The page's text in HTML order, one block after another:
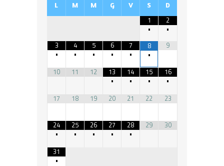
L M M G V S D
1
•
2
•
3
•
4
•
5
•
6
•
7
•
8
•
9
10 11 12
13
•
14
•
15
•
16
•
17
18 19 20 21 22 23
24
•
25
•
26
•
27
•
28
•
29 30
31
•